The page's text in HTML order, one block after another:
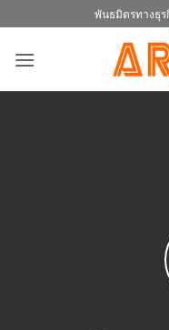
ไป
พันธมิตรทางธุ